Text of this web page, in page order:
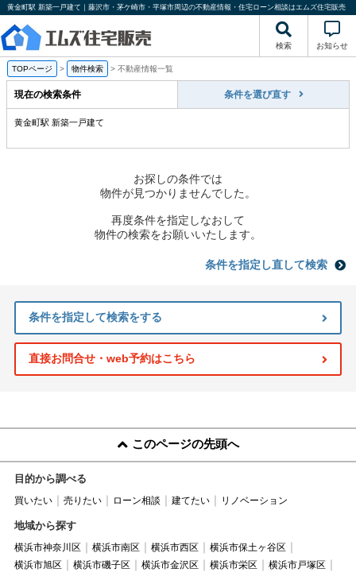
黄金町駅 新築一戸建て｜藤沢市・茅ケ崎市・平塚市周辺の不動産情報・住宅ローン相談はエムズ住宅販売
検索 お知らせ
TOPページ > 物件検索 > 不動産情報一覧
現在の検索条件 条件を選び直す
黄金町駅 新築一戸建て
お探しの条件では
物件が見つかりませんでした。
再度条件を指定しなおして
物件の検索をお願いいたします。
条件を指定し直して検索
条件を指定して検索をする
直接お問合せ・web予約はこちら
このページの先頭へ
目的から調べる
買いたい 売りたい ローン相談 建てたい リノベーション
地域から探す
横浜市神奈川区 横浜市南区 横浜市西区
横浜市保土ヶ谷区
横浜市旭区
横浜市磯子区 横浜市金沢区 横浜市栄区
横浜市戸塚区